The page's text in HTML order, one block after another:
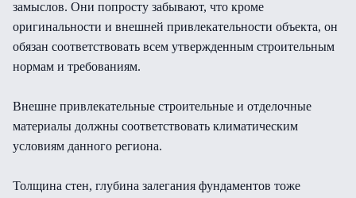
замыслов. Они попросту забывают, что кроме
оригинальности и внешней привлекательности объекта, он
обязан соответствовать всем утвержденным строительным
нормам и требованиям.
Внешне привлекательные строительные и отделочные
материалы должны соответствовать климатическим
условиям данного региона.
Толщина стен, глубина залегания фундаментов тоже